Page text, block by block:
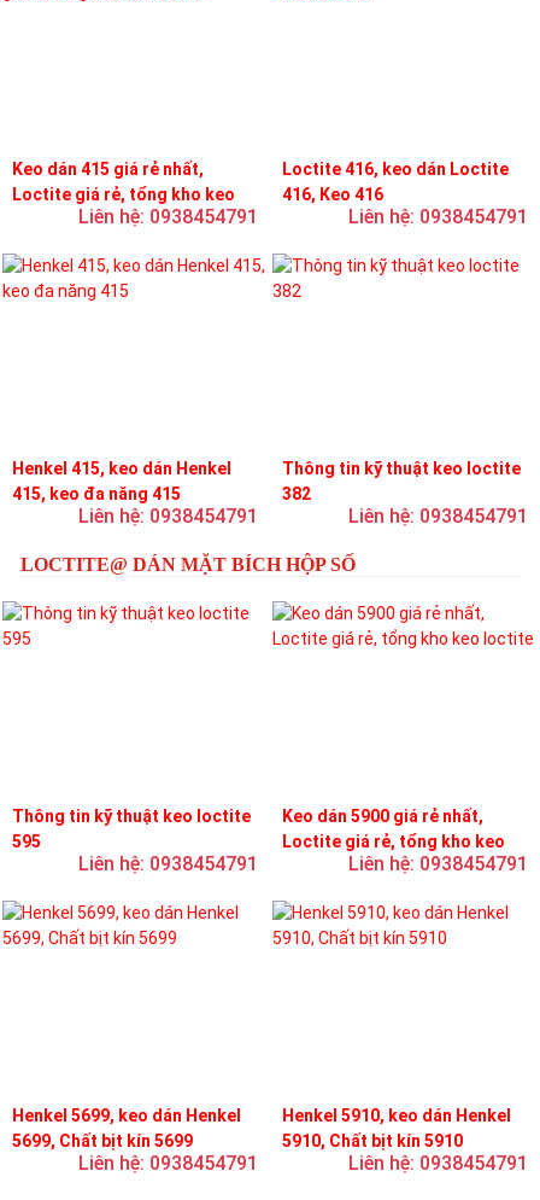
Keo dán 415 giá rẻ nhất,
Loctite giá rẻ, tổng kho keo
Liên hệ: 0938454791
Loctite 416, keo dán Loctite
416, Keo 416
Liên hệ: 0938454791
Henkel 415, keo dán Henkel
415, keo đa năng 415
Liên hệ: 0938454791
Thông tin kỹ thuật keo loctite
382
Liên hệ: 0938454791
LOCTITE@ DÁN MẶT BÍCH HỘP SỐ
Thông tin kỹ thuật keo loctite
595
Liên hệ: 0938454791
Keo dán 5900 giá rẻ nhất,
Loctite giá rẻ, tổng kho keo
Liên hệ: 0938454791
Henkel 5699, keo dán Henkel
5699, Chất bịt kín 5699
Liên hệ: 0938454791
Henkel 5910, keo dán Henkel
5910, Chất bịt kín 5910
Liên hệ: 0938454791